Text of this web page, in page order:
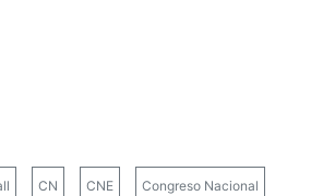
CN CNE Congreso Nacional